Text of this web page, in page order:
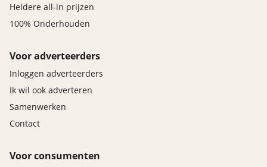
Heldere all-in prijzen
100% Onderhouden
Voor adverteerders
Inloggen adverteerders
Ik wil ook adverteren
Samenwerken
Contact
Voor consumenten